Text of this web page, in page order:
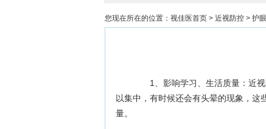
您现在所在的位置： 视佳医首页 > 近视防控 > 护
1、影响学习、生活质量：近视
以集中，有时候还会有头晕的现象，
量。